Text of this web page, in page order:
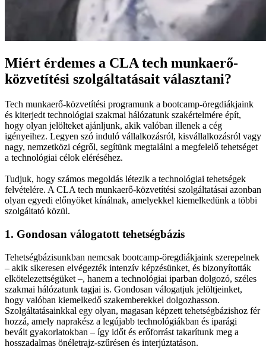
Miért érdemes a CLA tech munkaerő-
közvetítési szolgáltatásait választani?
Tech munkaerő-közvetítési programunk a bootcamp-öregdiákjaink
és kiterjedt technológiai szakmai hálózatunk szakértelmére épít,
hogy olyan jelölteket ajánljunk, akik valóban illenek a cég
igényeihez. Legyen szó induló vállalkozásról, kisvállalkozásról vagy
nagy, nemzetközi cégről, segítünk megtalálni a megfelelő tehetséget
a technológiai célok eléréséhez.
Tudjuk, hogy számos megoldás létezik a technológiai tehetségek
felvételére. A CLA tech munkaerő-közvetítési szolgáltatásai azonban
olyan egyedi előnyöket kínálnak, amelyekkel kiemelkedünk a többi
szolgáltató közül.
1. Gondosan válogatott tehetségbázis
Tehetségbázisunkban nemcsak bootcamp-öregdiákjaink szerepelnek
– akik sikeresen elvégezték intenzív képzésünket, és bizonyították
elkötelezettségüket –, hanem a technológiai iparban dolgozó, széles
szakmai hálózatunk tagjai is. Gondosan válogatjuk jelöltjeinket,
hogy valóban kiemelkedő szakemberekkel dolgozhasson.
Szolgáltatásainkkal egy olyan, magasan képzett tehetségbázishoz fér
hozzá, amely naprakész a legújabb technológiákban és iparági
bevált gyakorlatokban – így időt és erőforrást takarítunk meg a
hosszadalmas önéletrajz-szűrésen és interjúztatáson.